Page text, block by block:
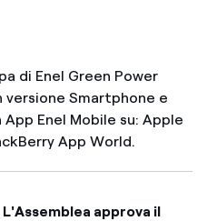
di Enel Green Power
versione Smartphone e
Enel Mobile su: Apple
App World.
approva il